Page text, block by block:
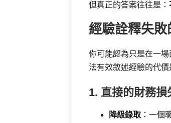
但真正的答案往往是：
經驗詮釋失
你可能認為只是在一
法有效敘述經驗的代價
1. 直接的財務損
降級錄取 ：一個